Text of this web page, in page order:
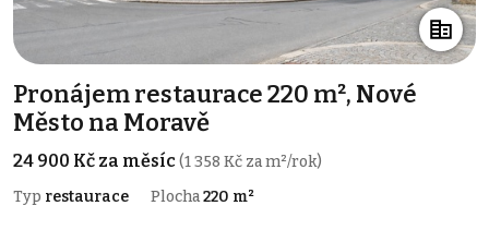
Pronájem restaurace 220 m², Nové
Město na Moravě
24 900 Kč za měsíc(1 358 Kč za m²/rok)
Typ restaurace Plocha220 m²